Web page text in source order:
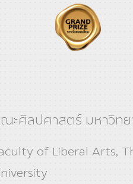
ะศิลปศาสตร์ มหาวิท
of Liberal Arts,